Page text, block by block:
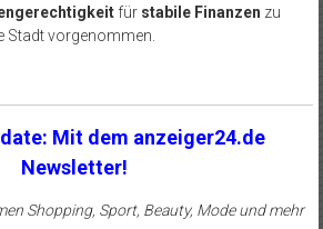
für stabile Finanzen zu
Stadt vorgenommen.
Mit dem anzeiger24.de
Newsletter!
Shopping, Sport, Beauty, Mode und mehr